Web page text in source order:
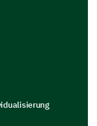
oder